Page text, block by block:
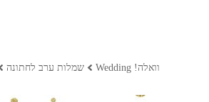
וואלה! Wedding שמלות ערב לחתונה